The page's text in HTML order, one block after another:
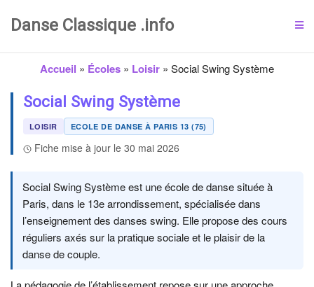
Danse Classique .info
Accueil » Écoles » Loisir » Social Swing Système
Social Swing Système
LOISIR ECOLE DE DANSE À PARIS 13 (75)
Fiche mise à jour le 30 mai 2026
Social Swing Système est une école de danse située à
Paris, dans le 13e arrondissement, spécialisée dans
l’enseignement des danses swing. Elle propose des cours
réguliers axés sur la pratique sociale et le plaisir de la
danse de couple.